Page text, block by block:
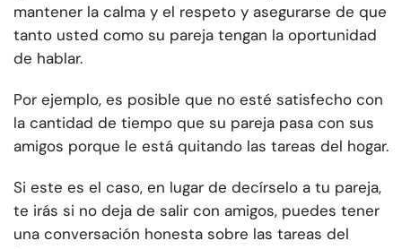
mantener la calma y el respeto y asegurarse de que
tanto usted como su pareja tengan la oportunidad
de hablar.
Por ejemplo, es posible que no esté satisfecho con
la cantidad de tiempo que su pareja pasa con sus
amigos porque le está quitando las tareas del hogar.
Si este es el caso, en lugar de decírselo a tu pareja,
te irás si no deja de salir con amigos, puedes tener
una conversación honesta sobre las tareas del